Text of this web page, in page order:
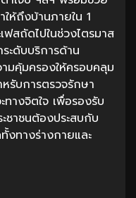
ห้ถึงบ้านภายใน 1
ฟสถัดไปในช่วงไตรมาส
ดับบริการด้าน
มคุ้มครองให้ครอบคลุม
รับการตรวจรักษา
ทางจิตใจ เพื่อรองรับ
ชาชนต้องประสบกับ
งทางร่างกายและ